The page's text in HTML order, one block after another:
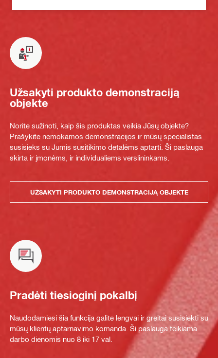
Užsakyti produkto demonstraciją
objekte
Norite sužinoti, kaip šis produktas veikia Jūsų objekte?
Prašykite nemokamos demonstracijos ir mūsų specialistas
susisieks su Jumis susitikimo detalėms aptarti. Ši paslauga
skirta ir įmonėms, ir individualiems verslininkams.
UŽSAKYTI PRODUKTO DEMONSTRACIJĄ OBJEKTE
Pradėti tiesioginį pokalbį
Naudodamiesi šia funkcija galite lengvai ir greitai susisiekti su
mūsų klientų aptarnavimo komanda. Ši paslauga teikiama
darbo dienomis nuo 8 iki 17 val.